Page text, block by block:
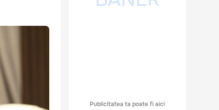
Publicitatea ta poate fi aici